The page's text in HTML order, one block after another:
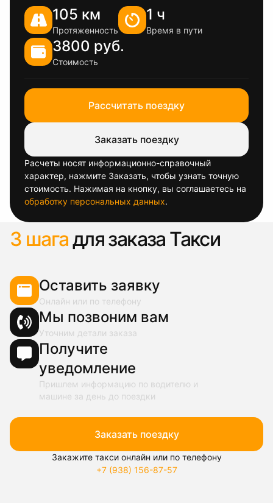
105 км
Протяженность
1 ч
Время в пути
3800 руб.
Стоимость
Рассчитать поездку
Заказать поездку
Расчеты носят информационно-справочный
характер, нажмите Заказать, чтобы узнать точную
стоимость. Нажимая на кнопку, вы соглашаетесь на
обработку персональных данных.
3 шагадля заказа Такси
Оставить заявку
Онлайн или по телефону
Мы позвоним вам
Уточним детали заказа
Получите
уведомление
Пришлем информацию по водителю и
машине за день до поездки
Заказать поездку
Закажите такси онлайн или по телефону
+7 (938) 156-87-57